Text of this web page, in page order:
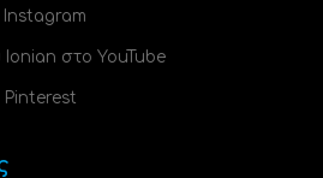
Ionian στο YouTube
Pinterest